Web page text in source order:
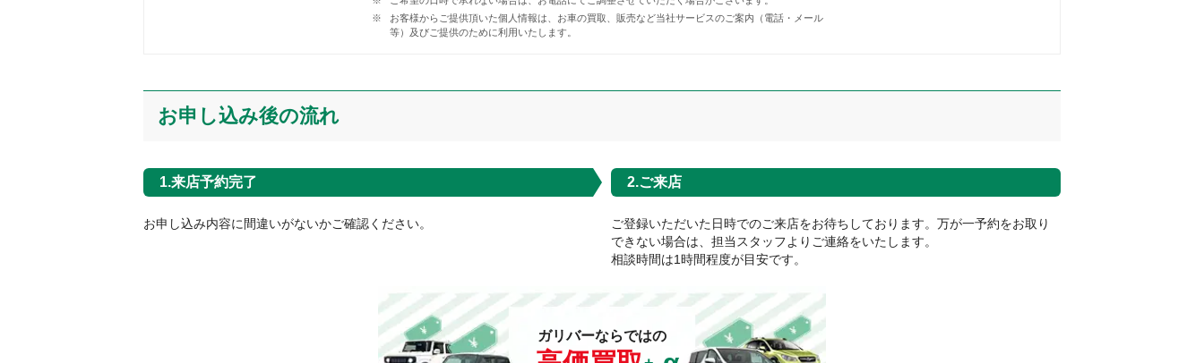
お客様からご提供頂いた個人情報は、お車の買取、販売など当社サービスのご案内（電話・メール
等）及びご提供のために利用いたします。
お申し込み後の流れ
1.来店予約完了
お申し込み内容に間違いがないかご確認ください。
2.ご来店
ご登録いただいた日時でのご来店をお待ちしております。万が一予約をお取り
できない場合は、担当スタッフよりご連絡をいたします。
相談時間は1時間程度が目安です。
ガリバーならではの